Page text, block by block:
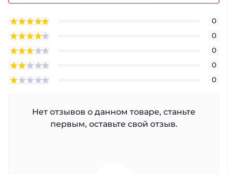
0
0
0
0
0
Нет отзывов о данном товаре, станьте
первым, оставьте свой отзыв.